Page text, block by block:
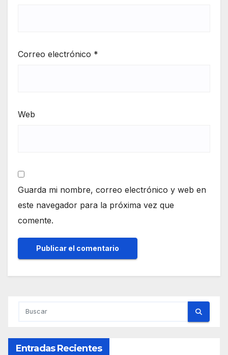
Correo electrónico *
Web
Guarda mi nombre, correo electrónico y web en
este navegador para la próxima vez que
comente.
Entradas Recientes